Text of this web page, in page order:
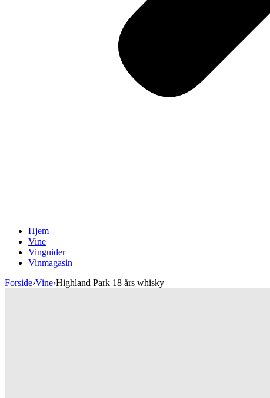
Hjem
Vine
Vinguider
Vinmagasin
Forside›Vine›Highland Park 18 års whisky